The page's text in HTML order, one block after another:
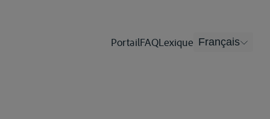
PortailFAQLexique Français